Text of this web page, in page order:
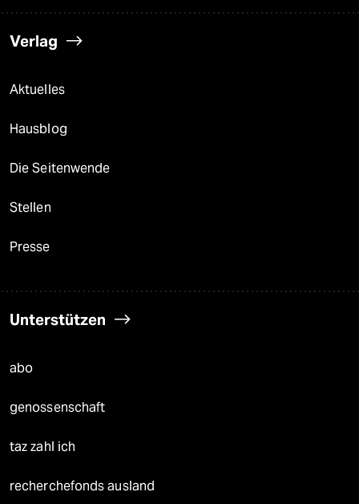
Verlag
Aktuelles
Hausblog
Die Seitenwende
Stellen
Presse
Unterstützen
abo
genossenschaft
taz zahl ich
recherchefonds ausland